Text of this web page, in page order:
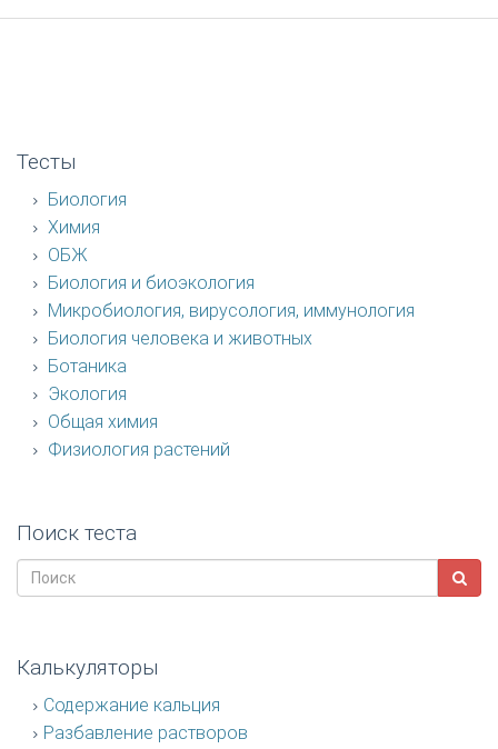
Тесты
Биология
Химия
ОБЖ
Биология и биоэкология
Микробиология, вирусология, иммунология
Биология человека и животных
Ботаника
Экология
Общая химия
Физиология растений
Поиск теста
Калькуляторы
Содержание кальция
Разбавление растворов